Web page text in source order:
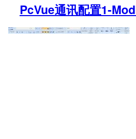
PcVue通讯配置1-